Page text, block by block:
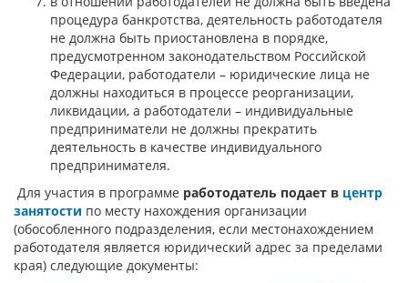
процедура банкротства, деятельность работодателя
не должна быть приостановлена в порядке,
предусмотренном законодательством Российской
Федерации, работодатели – юридические лица не
должны находиться в процессе реорганизации,
ликвидации, а работодатели – индивидуальные
предприниматели не должны прекратить
деятельность в качестве индивидуального
предпринимателя.
Для участия в программе работодатель подает в центр
занятости по месту нахождения организации
(обособленного подразделения, если местонахождением
работодателя является юридический адрес за пределами
края) следующие документы: